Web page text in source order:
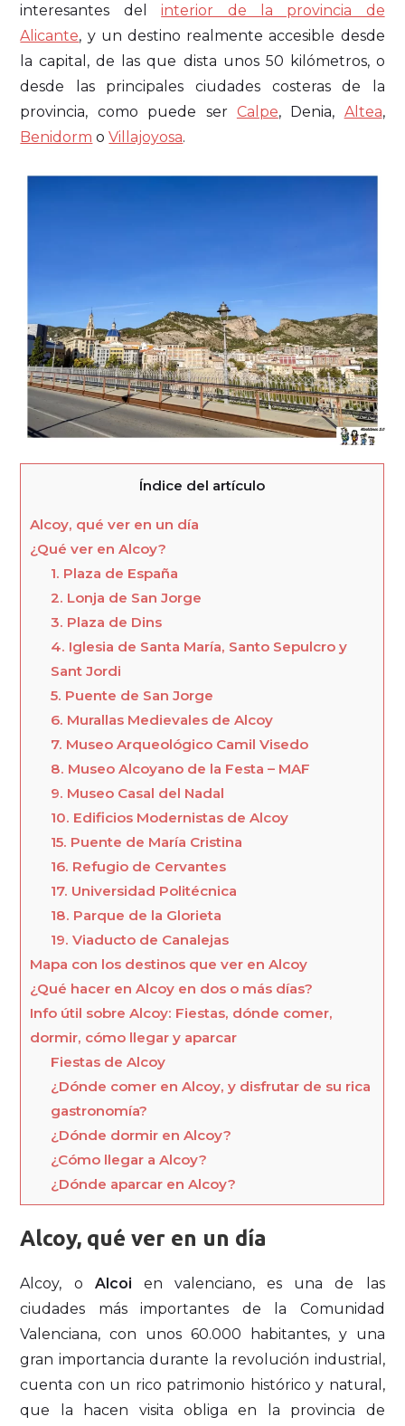
interesantes delinterior de la provincia de
Alicante, y un destino realmente accesible desde
la capital, de las que dista unos 50 kilómetros, o
desde las principales ciudades costeras de la
provincia, como puede ser Calpe, Denia, Altea,
Benidorm oVillajoyosa.
Índice del artículo
Alcoy, qué ver en un día
¿Qué ver en Alcoy?
1. Plaza de España
2. Lonja de San Jorge
3. Plaza de Dins
4. Iglesia de Santa María, Santo Sepulcro y
Sant Jordi
5. Puente de San Jorge
6. Murallas Medievales de Alcoy
7. Museo Arqueológico Camil Visedo
8. Museo Alcoyano de la Festa – MAF
9. Museo Casal del Nadal
10. Edificios Modernistas de Alcoy
15. Puente de María Cristina
16. Refugio de Cervantes
17. Universidad Politécnica
18. Parque de la Glorieta
19. Viaducto de Canalejas
Mapa con los destinos que ver en Alcoy
¿Qué hacer en Alcoy en dos o más días?
Info útil sobre Alcoy: Fiestas, dónde comer,
dormir, cómo llegar y aparcar
Fiestas de Alcoy
¿Dónde comer en Alcoy, y disfrutar de su rica
gastronomía?
¿Dónde dormir en Alcoy?
¿Cómo llegar a Alcoy?
¿Dónde aparcar en Alcoy?
Alcoy, qué ver en un día
Alcoy, o Alcoi en valenciano, es una de las
ciudades más importantes de la Comunidad
Valenciana, con unos 60.000 habitantes, y una
gran importancia durante la revolución industrial,
cuenta con un rico patrimonio histórico y natural,
que la hacen visita obliga en la provincia de